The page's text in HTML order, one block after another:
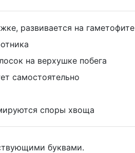
развивается на гаметофите
на верхушке побега
самостоятельно
споры хвоща
буквами.